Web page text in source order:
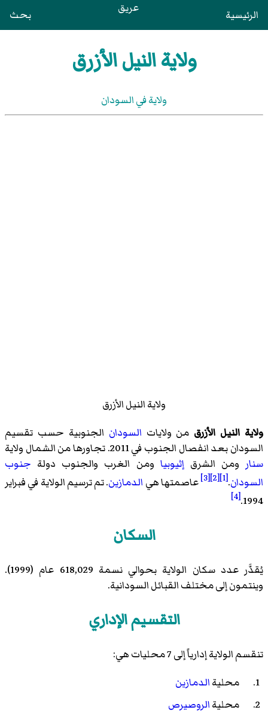
الرئيسية عريق بحث
ولاية النيل الأزرق
ولاية في السودان
ولاية النيل الأزرق
ولاية النيل الأزرق من ولايات السودان الجنوبية حسب تقسيم
السودان بعد انفصال الجنوب في 2011. تجاورها من الشمال ولاية
سنار ومن الشرقإثيوبيا ومن الغرب والجنوب دولة جنوب
السودان.
[1]
[2]
[3] عاصمتها هي الدمازين. تم ترسيم الولاية في فبراير
1994.
[4]
السكان
يُقدَّر عدد سكان الولاية بحوالي نسمة 618,029 عام (1999).
وينتمون إلى مختلف القبائل السودانية.
التقسيم الإداري
تنقسم الولاية إدارياً إلى 7 محليات هي:
محليةالدمازين
محليةالروصيرص